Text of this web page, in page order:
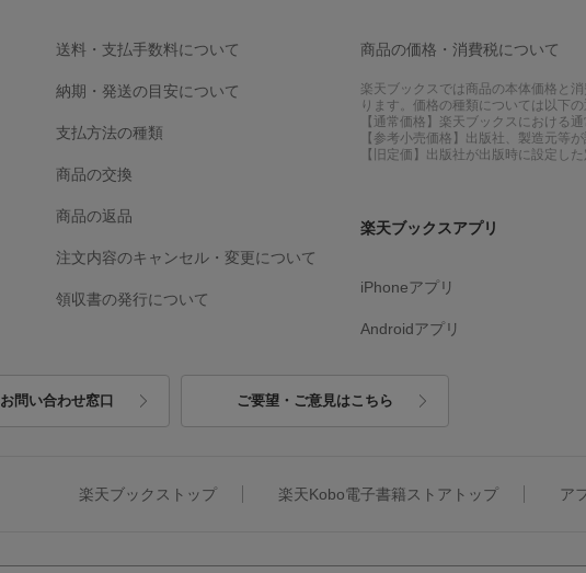
送料・支払手数料について
納期・発送の目安について
支払方法の種類
商品の交換
商品の返品
注文内容のキャンセル・変更について
領収書の発行について
商品の価格・消費税について
楽天ブックスでは商品の本体価格と
ります。価格の種類については以下の
【通常価格】楽天ブックスにおける通
【参考小売価格】出版社、製造元等
【旧定価】出版社が出版時に設定した
楽天ブックスアプリ
iPhoneアプリ
Androidアプリ
お問い合わせ窓口 ご要望・ご意見はこちら
楽天ブックストップ 楽天Kobo電子書籍ストアトップ ア